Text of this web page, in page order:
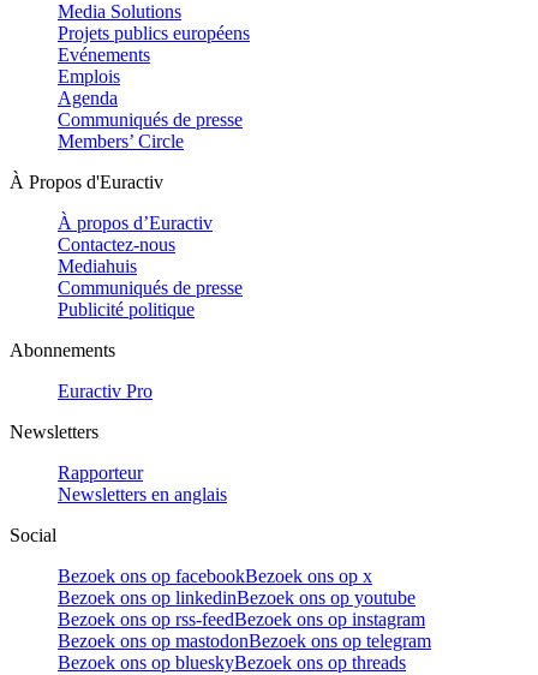
Media Solutions
Projets publics européens
Evénements
Emplois
Agenda
Communiqués de presse
Members’ Circle
À Propos d'Euractiv
À propos d’Euractiv
Contactez-nous
Mediahuis
Communiqués de presse
Publicité politique
Abonnements
Euractiv Pro
Newsletters
Rapporteur
Newsletters en anglais
Social
Bezoek ons op facebookBezoek ons op x
Bezoek ons op linkedinBezoek ons op youtube
Bezoek ons op rss-feedBezoek ons op instagram
Bezoek ons op mastodonBezoek ons op telegram
Bezoek ons op blueskyBezoek ons op threads